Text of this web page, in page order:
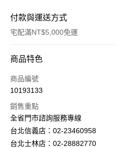
付款與運送方式
宅配滿NT$5,000免運
付款方式
信用卡一次付款
Apple Pay
街口支付
商品特色
商品編號
10193133
銷售重點
全省門市諮詢服務專線
台北信義店：02-23460958
台北士林店：02-28882770